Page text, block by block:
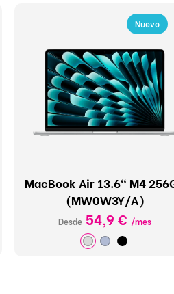
Nuevo
MacBook Air 13.6" M4
(MW0W3Y/A)
Desde 54,9 € /mes